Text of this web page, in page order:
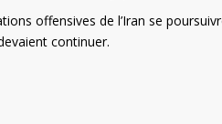
offensives de l’Iran se
continuer.